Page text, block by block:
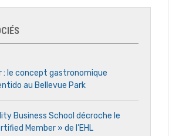
: le concept gastronomique
au Bellevue Park
Business School décroche le
Member » de l’EHL